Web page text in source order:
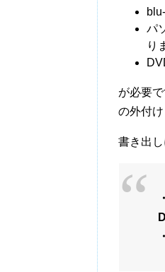
パ
り
が必要
の外付け
書き出